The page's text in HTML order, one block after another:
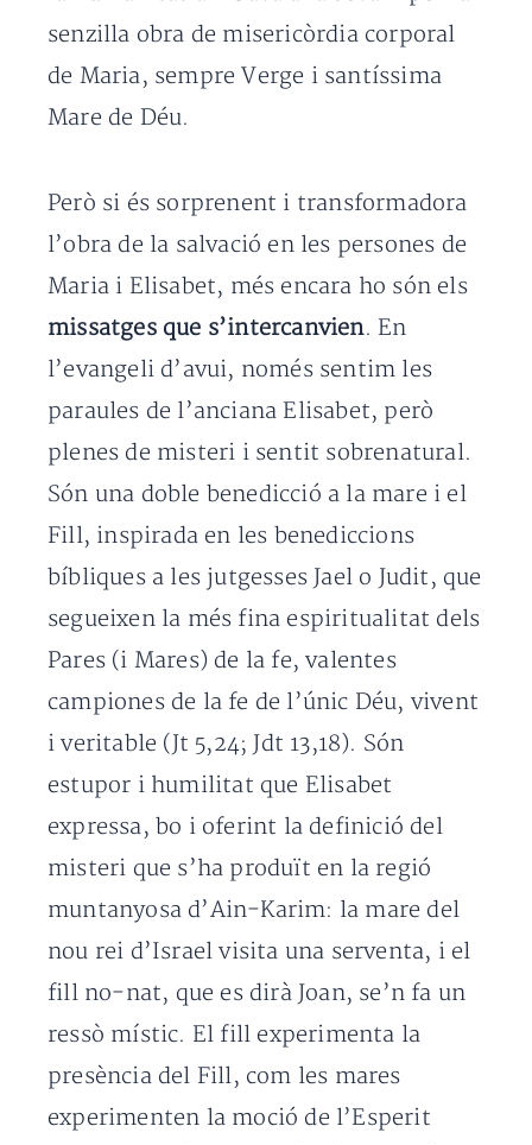
senzilla obra de misericòrdia corporal
de Maria, sempre Verge i santíssima
Mare de Déu.
Però si és sorprenent i transformadora
l’obra de la salvació en les persones de
Maria i Elisabet, més encara ho són els
missatges que s’intercanvien. En
l’evangeli d’avui, només sentim les
paraules de l’anciana Elisabet, però
plenes de misteri i sentit sobrenatural.
Són una doble benedicció a la mare i el
Fill, inspirada en les benediccions
bíbliques a les jutgesses Jael o Judit, que
segueixen la més fina espiritualitat dels
Pares (i Mares) de la fe, valentes
campiones de la fe de l’únic Déu, vivent
i veritable (Jt 5,24; Jdt 13,18). Són
estupor i humilitat que Elisabet
expressa, bo i oferint la definició del
misteri que s’ha produït en la regió
muntanyosa d’Ain-Karim: la mare del
nou rei d’Israel visita una serventa, i el
fill no-nat, que es dirà Joan, se’n fa un
ressò místic. El fill experimenta la
presència del Fill, com les mares
experimenten la moció de l’Esperit